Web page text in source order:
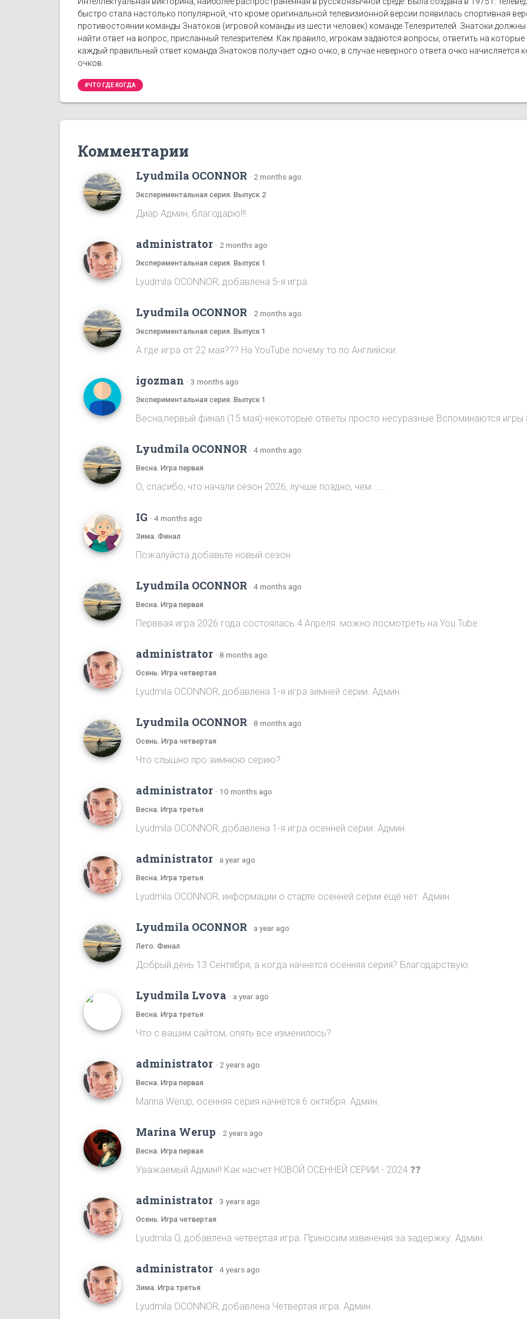
быстро стала настолько популярной, что кроме оригинальной телевизионной версии появилась спортивная
противостоянии команды Знатоков (игровой команды из шести человек) команде Телезрителей. Знатоки
найти ответ на вопрос, присланный телезрителем. Как правило, игрокам задаются вопросы, ответить на
каждый правильный ответ команда Знатоков получает одно очко, в случае неверного ответа очко начисляется
очков.
#ЧТО ГДЕ КОГДА
Комментарии
Lyudmila OCONNOR · 2 months ago
Экспериментальная серия. Выпуск 2
Диар Админ, благодарю!!!
administrator · 2 months ago
Экспериментальная серия. Выпуск 1
Lyudmila OCONNOR, добавлена 5-я игра.
Lyudmila OCONNOR · 2 months ago
Экспериментальная серия. Выпуск 1
А где игра от 22 мая??? На YouTube почему то по Английски.
igozman · 3 months ago
Экспериментальная серия. Выпуск 1
Весна,первый финал (15 мая)-некоторые ответы просто несуразные.Вспоминаются игры
Lyudmila OCONNOR · 4 months ago
Весна. Игра первая
О, спасибо, что начали сезон 2026, лучше поздно, чем.......
IG · 4 months ago
Зима. Финал
Пожалуйста добавьте новый сезон
Lyudmila OCONNOR · 4 months ago
Весна. Игра первая
Перввая игра 2026 года состоялась 4 Апреля. можно посмотреть на You Tube.
administrator · 8 months ago
Осень. Игра четвертая
Lyudmila OCONNOR, добавлена 1-я игра зимней серии. Админ.
Lyudmila OCONNOR · 8 months ago
Осень. Игра четвертая
Что слышно про зимнюю серию?
administrator · 10 months ago
Весна. Игра третья
Lyudmila OCONNOR, добавлена 1-я игра осенней серии. Админ.
administrator · a year ago
Весна. Игра третья
Lyudmila OCONNOR, информации о старте осенней серии ещё нет. Админ.
Lyudmila OCONNOR · a year ago
Лето. Финал
Добрый день 13 Сентября, а когда начнется осенняя серия? Благодарствую.
Lyudmila Lvova · a year ago
Весна. Игра третья
Что с вашим сайтом, опять все изменилось?
administrator · 2 years ago
Весна. Игра первая
Marina Werup, осенняя серия начнётся 6 октября. Админ.
Marina Werup · 2 years ago
Весна. Игра первая
Уважаемый Админ‼️ Как насчет НОВОЙ ОСЕННЕЙ СЕРИИ - 2024 ❓❓
administrator · 3 years ago
Осень. Игра четвертая
Lyudmila O, добавлена четвертая игра. Приносим извинения за задержку. Админ.
administrator · 4 years ago
Зима. Игра третья
Lyudmila OCONNOR, добавлена Четвертая игра. Админ.